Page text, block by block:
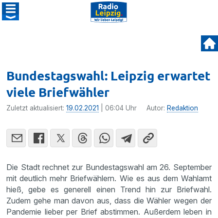
Bundestagswahl: Leipzig erwartet
viele Briefwähler
Zuletzt aktualisiert:19.02.2021 | 06:04 Uhr Autor: Redaktion
Die Stadt rechnet zur Bundestagswahl am 26. September
mit deutlich mehr Briefwählern. Wie es aus dem Wahlamt
hieß, gebe es generell einen Trend hin zur Briefwahl.
Zudem gehe man davon aus, dass die Wähler wegen der
Pandemie lieber per Brief abstimmen. Außerdem leben in